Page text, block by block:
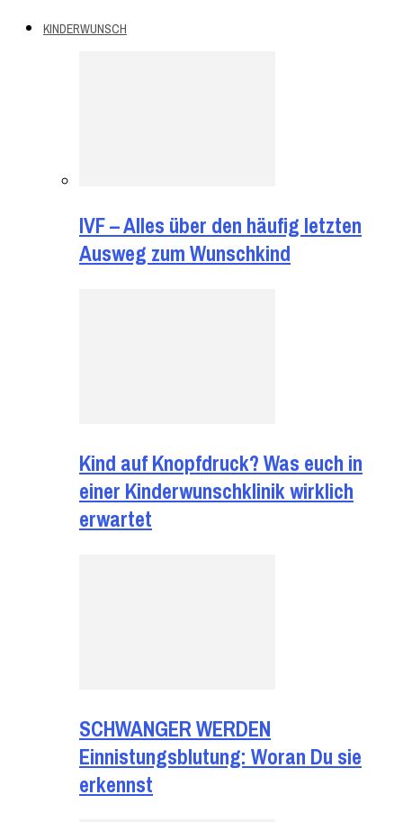
KINDERWUNSCH
IVF – Alles über den häufig letzten
Ausweg zum Wunschkind
Kind auf Knopfdruck? Was euch in
einer Kinderwunschklinik wirklich
erwartet
SCHWANGER WERDEN
Einnistungsblutung: Woran Du sie
erkennst